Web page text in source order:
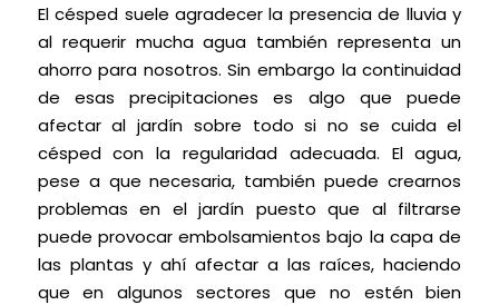
El césped suele agradecer la presencia de lluvia y
al requerir mucha agua también representa un
ahorro para nosotros. Sin embargo la continuidad
de esas precipitaciones es algo que puede
afectar al jardín sobre todo si no se cuida el
césped con la regularidad adecuada. El agua,
pese a que necesaria, también puede crearnos
problemas en el jardín puesto que al filtrarse
puede provocar embolsamientos bajo la capa de
las plantas y ahí afectar a las raíces, haciendo
que en algunos sectores que no estén bien